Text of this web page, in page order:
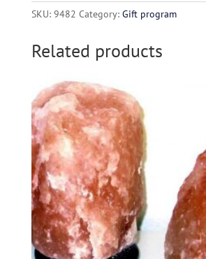
SKU: 9482 Category: Gift program
Related products